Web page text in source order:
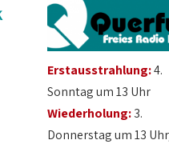
Erstausstrahlung:4.
Sonntag um 13 Uhr
Wiederholung:3.
Donnerstag um 13